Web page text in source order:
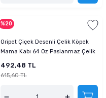
%20
Oripet Çiçek Desenli Çelik Köpek
Mama Kabı 64 Oz Paslanmaz Çelik
492,48 TL
615,60 TL